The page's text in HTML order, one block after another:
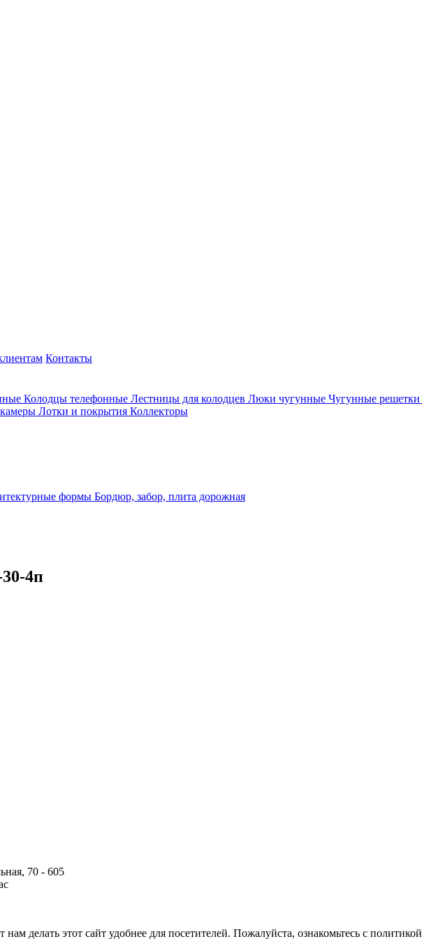
Контакты
Колодцы телефонные Лестницы для колодцев Люки чугунные Чугунные решетки
Лотки и покрытия Коллекторы
формы Бордюр, забор, плита дорожная
4п
70 - 605
делать этот сайт удобнее для посетителей. Пожалуйста, ознакомьтесь с политикой